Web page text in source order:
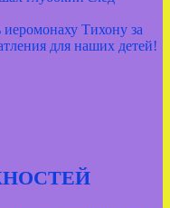
Тихону за
для наших детей!